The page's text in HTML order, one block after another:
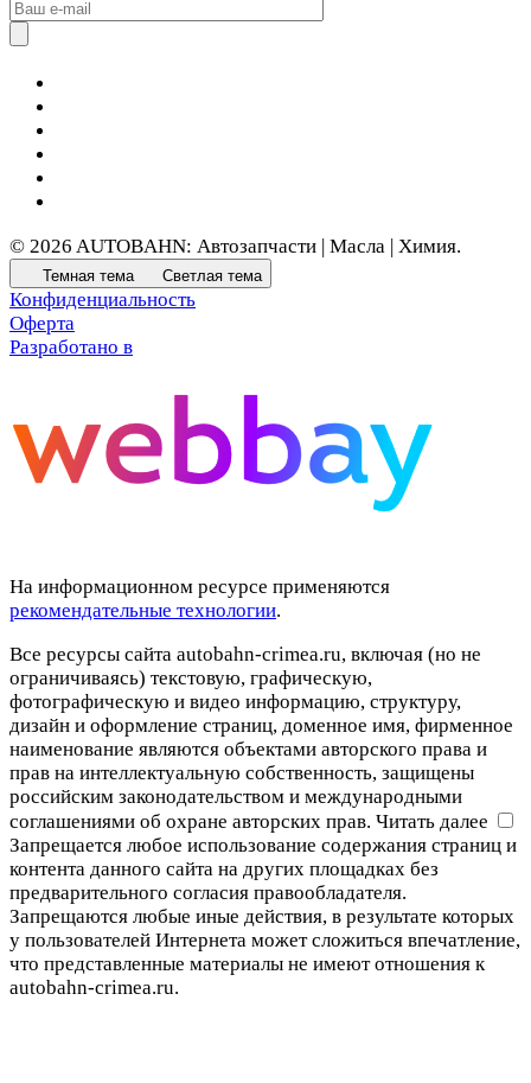
© 2026 AUTOBAHN: Автозапчасти | Масла | Химия.
Темная тема Светлая тема
Конфиденциальность
Оферта
Разработано в
На информационном ресурсе применяются
рекомендательные технологии.
Все ресурсы сайта autobahn-crimea.ru, включая (но не
ограничиваясь) текстовую, графическую,
фотографическую и видео информацию, структуру,
дизайн и оформление страниц, доменное имя, фирменное
наименование являются объектами авторского права и
прав на интеллектуальную собственность, защищены
российским законодательством и международными
соглашениями об охране авторских прав. Читать далее
Запрещается любое использование содержания страниц и
контента данного сайта на других площадках без
предварительного согласия правообладателя.
Запрещаются любые иные действия, в результате которых
у пользователей Интернета может сложиться впечатление,
что представленные материалы не имеют отношения к
autobahn-crimea.ru.